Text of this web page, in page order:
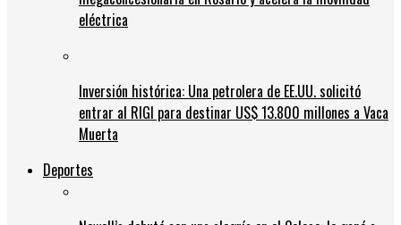
eléctrica
Inversión histórica: Una petrolera de EE.UU. solicitó
entrar al RIGI para destinar US$ 13.800 millones a Vaca
Muerta
Deportes